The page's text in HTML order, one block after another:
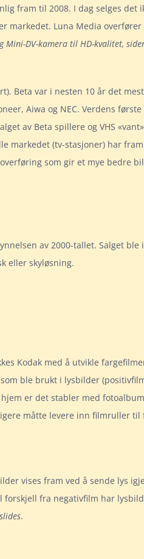
fram til 2008. I dag selges
markedet. Luna Media
DV-kamera til HD-kvalitet,
Beta var i nesten 10 år det
Aiwa og NEC. Verdens
av Beta spillere og VHS
markedet (tv-stasjoner) har
som gir et mye bedre
av 2000-tallet. Salget
eller skyløsning.
Kodak med å utvikle
ble brukt i lysbilder
er det stabler med
måtte levere inn filmruller
vises fram ved å sende lys
fra negativfilm har
slides.